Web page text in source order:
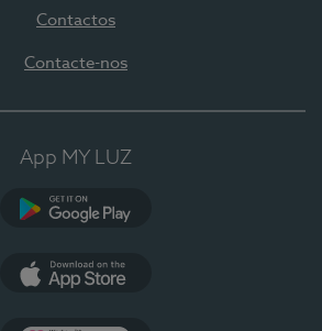
Contactos
Contacte-nos
App MY LUZ